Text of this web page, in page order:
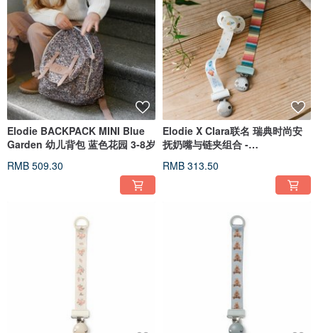
Elodie BACKPACK MINI Blue
Garden 幼儿背包 蓝色花园 3-8岁
RMB 509.30
Elodie X Clara联名 瑞典时尚安
抚奶嘴与链夹组合 -
RMB 313.50